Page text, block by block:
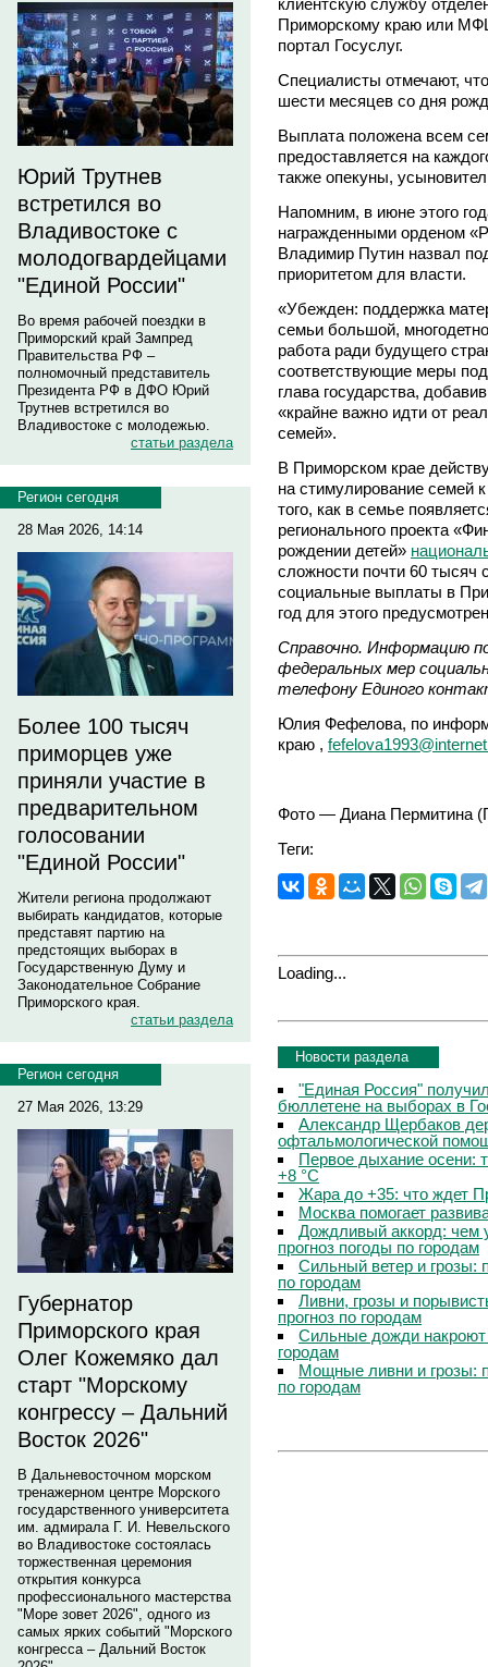
Юрий Трутнев
встретился во
Владивостоке с
молодогвардейцами
"Единой России"
Во время рабочей поездки в
Приморский край Зампред
Правительства РФ –
полномочный представитель
Президента РФ в ДФО Юрий
Трутнев встретился во
Владивостоке с молодежью.
статьи раздела
Регион сегодня
28 Мая 2026, 14:14
Более 100 тысяч
приморцев уже
приняли участие в
предварительном
голосовании
"Единой России"
Жители региона продолжают
выбирать кандидатов, которые
представят партию на
предстоящих выборах в
Государственную Думу и
Законодательное Собрание
Приморского края.
статьи раздела
Регион сегодня
27 Мая 2026, 13:29
Губернатор
Приморского края
Олег Кожемяко дал
старт "Морскому
конгрессу – Дальний
Восток 2026"
В Дальневосточном морском
тренажерном центре Морского
государственного университета
им. адмирала Г. И. Невельского
во Владивостоке состоялась
торжественная церемония
открытия конкурса
профессионального мастерства
"Море зовет 2026", одного из
самых ярких событий "Морского
конгресса – Дальний Восток
Приморскому краю или
портал Госуслуг.
Специалисты отмечают,
шести месяцев со дня
Выплата положена всем
предоставляется на
также опекуны,
Напомним, в июне этого
награжденными орденом
Владимир Путин назвал
приоритетом для власти.
«Убежден: поддержка
семьи большой,
работа ради будущего
соответствующие меры
глава государства,
«крайне важно идти от
семей».
В Приморском крае
на стимулирование семей
того, как в семье
регионального проекта
рождении детей»
сложности почти 60 тысяч
социальные выплаты в
год для этого
Справочно. Информацию
федеральных мер
телефону Единого
Юлия Фефелова, по
краю ,
Фото — Диана Пермитина
Теги:
Loading...
Новости раздела
"Единая Россия"
бюллетене на выборах в
Александр Щербаков
офтальмологической
Первое дыхание осени:
+8 °C
Жара до +35: что ждет
Москва помогает
Дождливый аккорд: чем
прогноз погоды по городам
Сильный ветер и грозы:
по городам
Ливни, грозы и
прогноз по городам
Сильные дожди
городам
Мощные ливни и грозы:
по городам